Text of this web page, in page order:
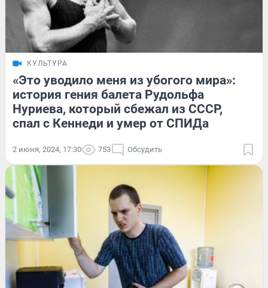
КУЛЬТУРА
«Это уводило меня из убогого мира»:
история гения балета Рудольфа
Нуриева, который сбежал из СССР,
спал с Кеннеди и умер от СПИДа
2 июня, 2024, 17:30 753 Обсудить